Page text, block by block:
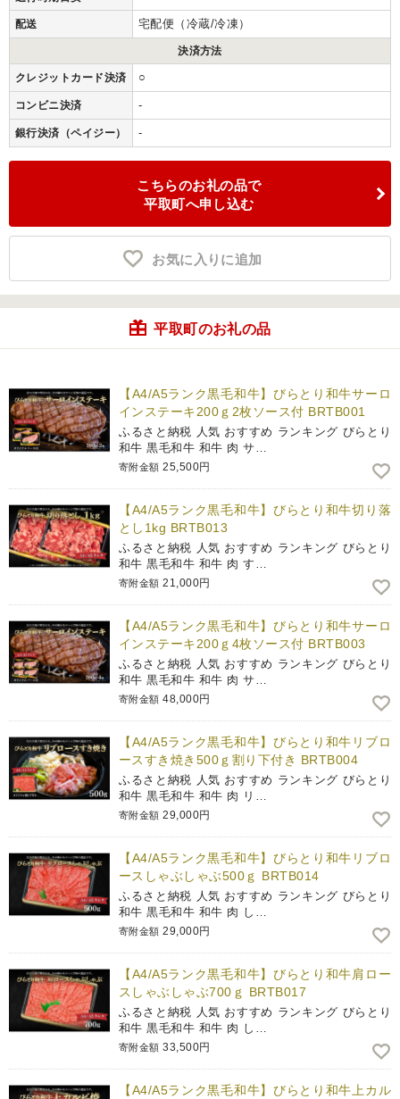
配送 宅配便（冷蔵/冷凍）
決済方法
クレジットカード決済 ○
コンビニ決済 -
銀行決済（ペイジー） -
こちらのお礼の品で
平取町へ申し込む
お気に入りに追加
平取町のお礼の品
【A4/A5ランク黒毛和牛】びらとり和牛サーロ
インステーキ200ｇ2枚ソース付 BRTB001
ふるさと納税 人気 おすすめ ランキング びらとり
和牛 黒毛和牛 和牛 肉 サ…
寄附金額 25,500円
【A4/A5ランク黒毛和牛】びらとり和牛切り落
とし1kg BRTB013
ふるさと納税 人気 おすすめ ランキング びらとり
和牛 黒毛和牛 和牛 肉 す…
寄附金額 21,000円
【A4/A5ランク黒毛和牛】びらとり和牛サーロ
インステーキ200ｇ4枚ソース付 BRTB003
ふるさと納税 人気 おすすめ ランキング びらとり
和牛 黒毛和牛 和牛 肉 サ…
寄附金額 48,000円
【A4/A5ランク黒毛和牛】びらとり和牛リブロ
ースすき焼き500ｇ割り下付き BRTB004
ふるさと納税 人気 おすすめ ランキング びらとり
和牛 黒毛和牛 和牛 肉 リ…
寄附金額 29,000円
【A4/A5ランク黒毛和牛】びらとり和牛リブロ
ースしゃぶしゃぶ500ｇ BRTB014
ふるさと納税 人気 おすすめ ランキング びらとり
和牛 黒毛和牛 和牛 肉 し…
寄附金額 29,000円
【A4/A5ランク黒毛和牛】びらとり和牛肩ロー
スしゃぶしゃぶ700ｇ BRTB017
ふるさと納税 人気 おすすめ ランキング びらとり
和牛 黒毛和牛 和牛 肉 し…
寄附金額 33,500円
【A4/A5ランク黒毛和牛】びらとり和牛上カル